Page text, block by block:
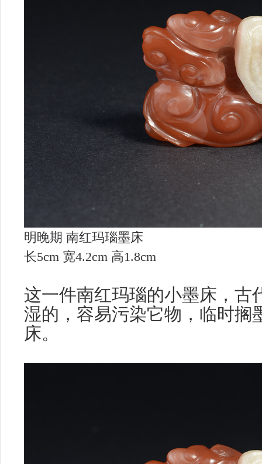
明晚期 南红玛瑙墨床
长5cm 宽4.2cm 高1.8cm
这一件南红玛瑙的小墨床，古
湿的，容易污染它物，临时搁
床。